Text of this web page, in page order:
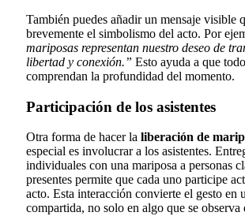
También puedes añadir un mensaje visible
brevemente el simbolismo del acto. Por
mariposas representan nuestro deseo de
libertad y conexión.” Esto ayuda a que
comprendan la profundidad del momento.
Participación de los asistentes
Otra forma de hacer la liberación de
especial es involucrar a los asistentes.
individuales con una mariposa a personas
presentes permite que cada uno participe
acto. Esta interacción convierte el gesto en
compartida, no solo en algo que se observa